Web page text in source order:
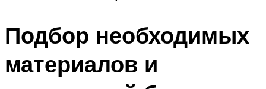
Подбор необходимых
материалов и